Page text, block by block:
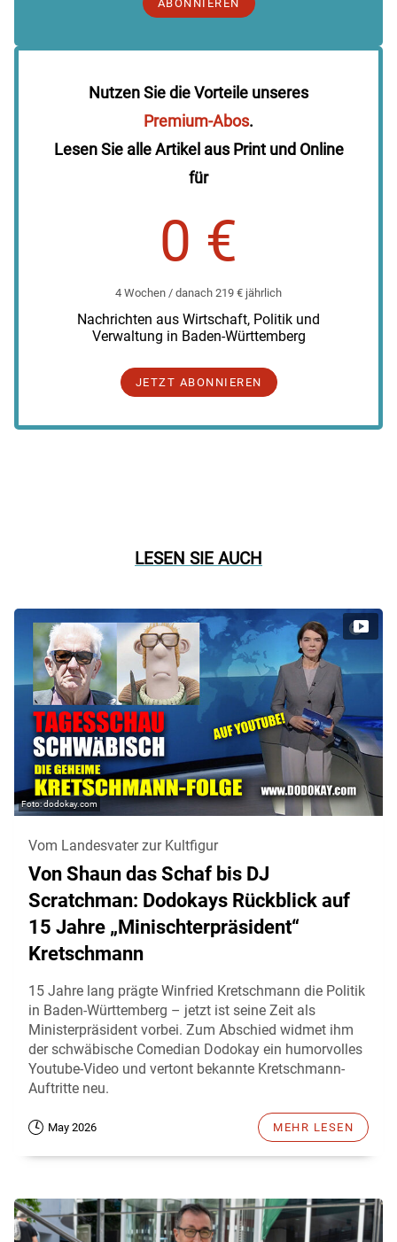
ABONNIEREN
Nutzen Sie die Vorteile unseres
Premium-Abos.
Lesen Sie alle Artikel aus Print und Online
für
0 €
4 Wochen / danach 219 € jährlich
Nachrichten aus Wirtschaft, Politik und
Verwaltung in Baden-Württemberg
JETZT ABONNIEREN
LESEN SIE AUCH
dodokay.com
Vom Landesvater zur Kultfigur
Von Shaun das Schaf bis DJ
Scratchman: Dodokays Rückblick auf
15 Jahre „Minischterpräsident“
Kretschmann
15 Jahre lang prägte Winfried Kretschmann die Politik
in Baden-Württemberg – jetzt ist seine Zeit als
Ministerpräsident vorbei. Zum Abschied widmet ihm
der schwäbische Comedian Dodokay ein humorvolles
Youtube-Video und vertont bekannte Kretschmann-
Auftritte neu.
May 2026 MEHR LESEN